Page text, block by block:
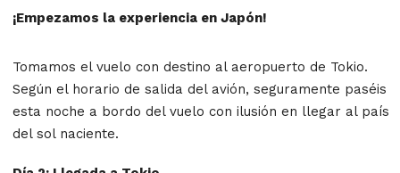
¡Empezamos la experiencia en Japón!
Tomamos el vuelo con destino al aeropuerto de Tokio.
Según el horario de salida del avión, seguramente paséis
esta noche a bordo del vuelo con ilusión en llegar al país
del sol naciente.